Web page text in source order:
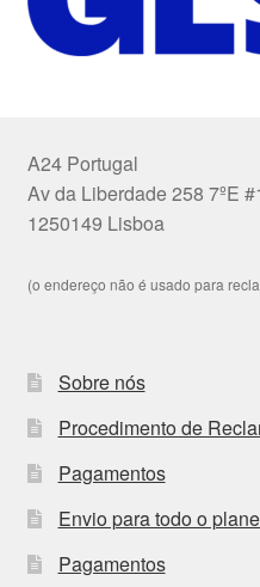
A24 Portugal
Av da Liberdade 258 7ºE
1250149 Lisboa
(o endereço não é usado para
Sobre nós
Procedimento de
Pagamentos
Envio para todo o
Pagamentos